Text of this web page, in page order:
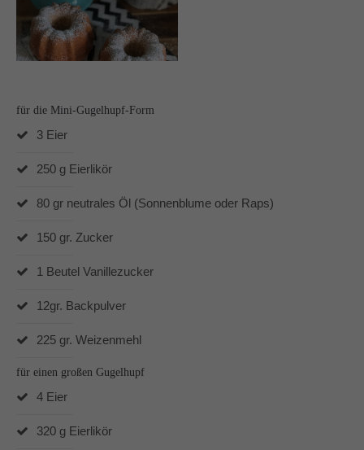
In und um Mönchengladbach berate ich Dich gerne zu
den Produkten von Pampered Chef.
für die Mini-Gugelhupf-Form
3 Eier
250 g Eierlikör
80 gr neutrales Öl (Sonnenblume oder Raps)
150 gr. Zucker
1 Beutel Vanillezucker
12gr. Backpulver
225 gr. Weizenmehl
für einen großen Gugelhupf
4 Eier
320 g Eierlikör